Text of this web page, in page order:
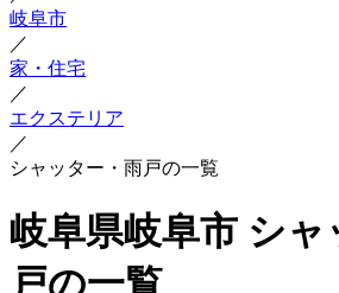
岐阜市
／
家・住宅
／
エクステリア
／
シャッター・雨戸の一覧
岐阜県岐阜市 シ
戸の一覧